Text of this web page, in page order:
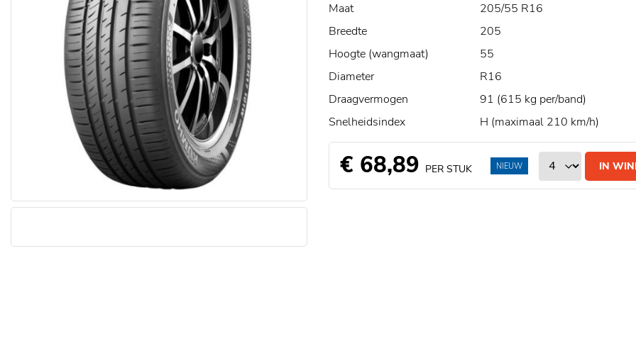
Maat
205/55 R16
Breedte
205
Hoogte (wangmaat)
55
Diameter
R16
Draagvermogen
91 (615 kg per/band)
Snelheidsindex
H (maximaal 210 km/h)
€ 68,89 PER STUK IN
NIEUW